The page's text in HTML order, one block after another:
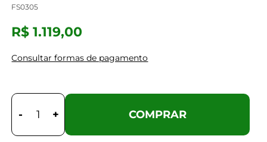
FS0305
R$ 1.119,00
Consultar formas de pagamento
- + COMPRAR